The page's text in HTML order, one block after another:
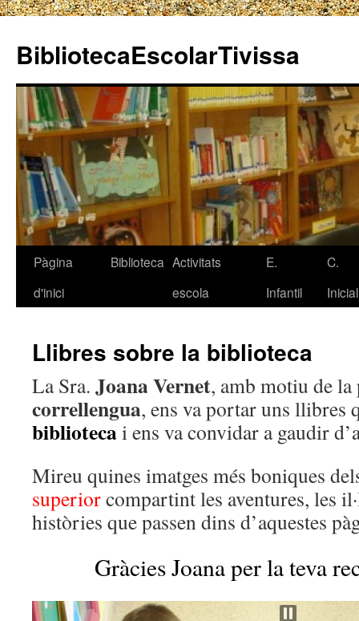
BibliotecaEscolarTivissa
Vés
Pàgina
d'inici
Biblioteca Activitats
escola
E.
Infantil
C.
Inicial
Llibres sobre la biblioteca
La Sra. Joana Vernet, amb motiu de la
correllengua, ens va portar uns llibres
bibliotecai ens va convidar a gaudir
Mireu quines imatges més boniques
superiorcompartint les aventures, les
històries que passen dins d’aquestes
Gràcies Joana per la teva